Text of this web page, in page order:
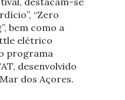
“Zero
bem como a
elétrico
programa
desenvolvido
dos Açores.